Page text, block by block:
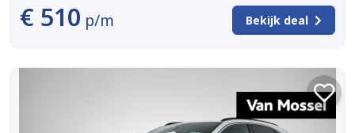
€ 510 p/m Bekijk deal